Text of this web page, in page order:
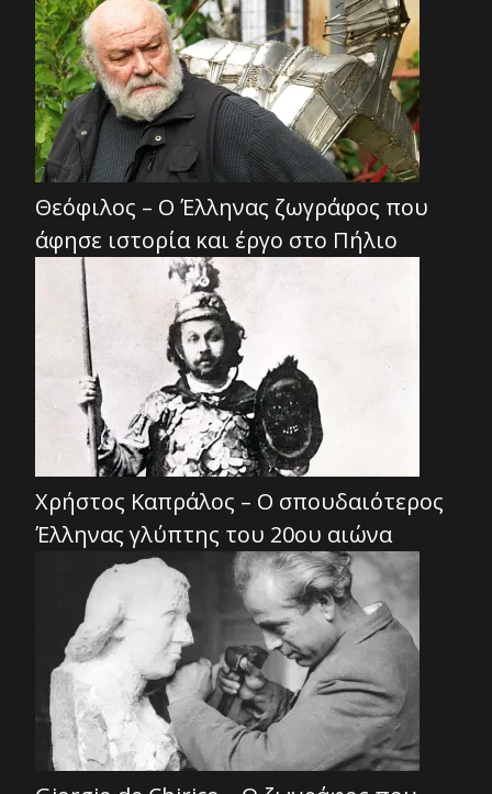
Θεόφιλος – Ο Έλληνας ζωγράφος που
άφησε ιστορία και έργο στο Πήλιο
Χρήστος Καπράλος – Ο σπουδαιότερος
Έλληνας γλύπτης του 20ου αιώνα